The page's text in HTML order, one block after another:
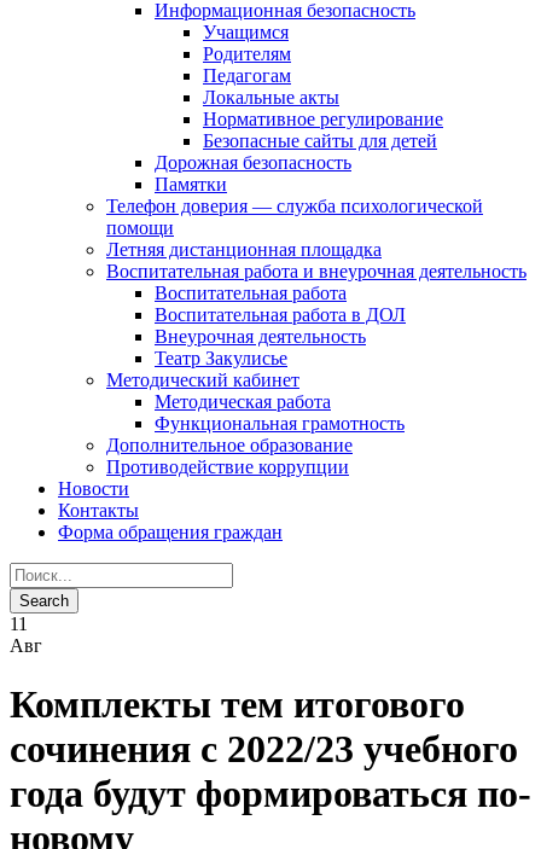
Информационная безопасность
Учащимся
Родителям
Педагогам
Локальные акты
Нормативное регулирование
Безопасные сайты для детей
Дорожная безопасность
Памятки
Телефон доверия — служба психологической
помощи
Летняя дистанционная площадка
Воспитательная работа и внеурочная деятельность
Воспитательная работа
Воспитательная работа в ДОЛ
Внеурочная деятельность
Театр Закулисье
Методический кабинет
Методическая работа
Функциональная грамотность
Дополнительное образование
Противодействие коррупции
Новости
Контакты
Форма обращения граждан
11
Авг
Комплекты тем итогового
сочинения с 2022/23 учебного
года будут формироваться по-
новому